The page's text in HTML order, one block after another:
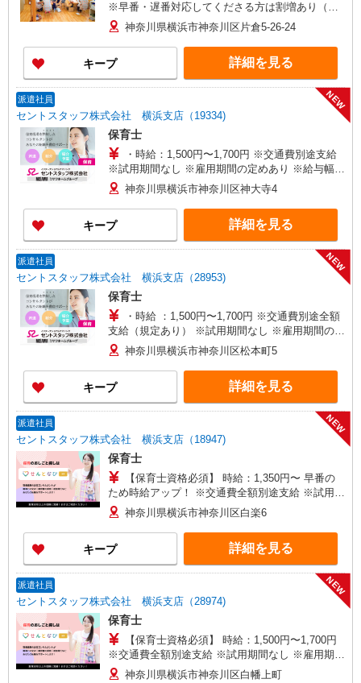
※早番・遅番対応してくださる方は割増あり（応
相談） ※試用・研修期間3ヶ月（本採用と同じ）
神奈川県横浜市神奈川区片倉5-26-24
キープ 詳細を見る
派遣社員
セントスタッフ株式会社 横浜支店（19334)
NEW
保育士
・時給：1,500円〜1,700円 ※交通費別途支給
※試用期間なし ※雇用期間の定めあり ※給与幅は
経験・能力による
神奈川県横浜市神奈川区神大寺4
キープ 詳細を見る
派遣社員
セントスタッフ株式会社 横浜支店（28953)
NEW
保育士
・時給 ：1,500円〜1,700円 ※交通費別途全額
支給（規定あり） ※試用期間なし ※雇用期間の定
めあり ※給与幅は経験・能力による
神奈川県横浜市神奈川区松本町5
キープ 詳細を見る
派遣社員
セントスタッフ株式会社 横浜支店（18947)
NEW
保育士
【保育士資格必須】 時給：1,350円〜 早番の
ため時給アップ！ ※交通費全額別途支給 ※試用期
間なし ※雇用期間の定めあり ※給与幅は経験・能
力による
神奈川県横浜市神奈川区白楽6
キープ 詳細を見る
派遣社員
セントスタッフ株式会社 横浜支店（28974)
NEW
保育士
【保育士資格必須】 時給：1,500円〜1,700円
※交通費全額別途支給 ※試用期間なし ※雇用期間
の定めあり ※給与幅は経験・能力による
神奈川県横浜市神奈川区白幡上町